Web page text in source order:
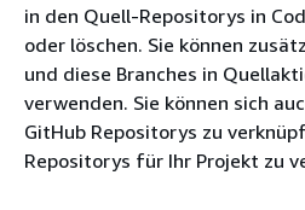
in den Quell-Repositorys in
oder löschen. Sie können
und diese Branches in
verwenden. Sie können sich
GitHub Repositorys zu
Repositorys für Ihr Projekt zu